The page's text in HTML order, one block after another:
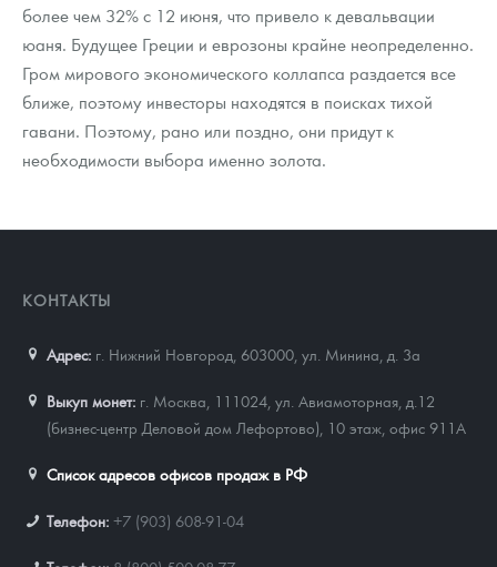
более чем 32% с 12 июня, что привело к девальвации
юаня. Будущее Греции и еврозоны крайне неопределенно.
Гром мирового экономического коллапса раздается все
ближе, поэтому инвесторы находятся в поисках тихой
гавани. Поэтому, рано или поздно, они придут к
необходимости выбора именно золота.
КОНТАКТЫ
Адрес: г. Нижний Новгород, 603000 ул. Минина, д. 3а
Выкуп монет: г. Москва, 111024, ул. Авиамоторная, д.12
(бизнес-центр Деловой дом Лефортово), 10 этаж, офис 911А
Список адресов офисов продаж в РФ
Телефон: +7 (903) 608-91-04